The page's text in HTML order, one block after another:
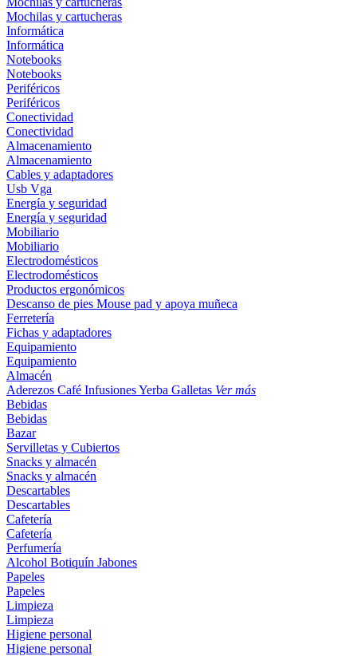
Mochilas y cartucheras
Informática
Informática
Notebooks
Notebooks
Periféricos
Periféricos
Conectividad
Conectividad
Almacenamiento
Almacenamiento
Cables y adaptadores
Usb Vga
Energía y seguridad
Energía y seguridad
Mobiliario
Mobiliario
Electrodomésticos
Electrodomésticos
Productos ergonómicos
Descanso de pies Mouse pad y apoya muñeca
Ferretería
Fichas y adaptadores
Equipamiento
Equipamiento
Almacén
Aderezos Café InfusionesYerba Galletas Ver más
Bebidas
Bebidas
Bazar
Servilletas y Cubiertos
Snacks y almacén
Snacks y almacén
Descartables
Descartables
Cafetería
Cafetería
Perfumería
Alcohol Botiquín Jabones
Papeles
Papeles
Limpieza
Limpieza
Higiene personal
Higiene personal